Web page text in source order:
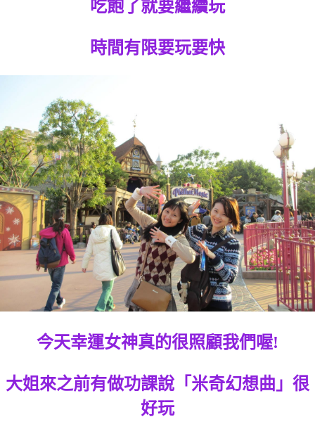
吃飽了就要繼續玩
時間有限要玩要快
今天幸運女神真的很照顧我們喔!
大姐來之前有做功課說「米奇幻想曲」很
好玩